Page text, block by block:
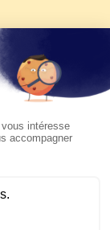
de KTO
Léon
KTO le
et
2026